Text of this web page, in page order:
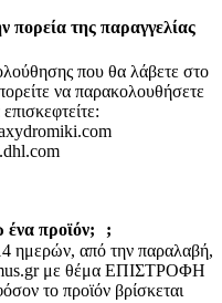
της παραγγελίας
που θα λάβετε στο
να παρακολουθήσετε
ένα προϊόν; ;
14 ημερών, από την παραλαβή,
με θέμα ΕΠΙΣΤΡΟΦΗ
το προϊόν βρίσκεται